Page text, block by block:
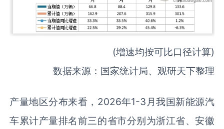
(增速均按可比口径计算)
数据来源：国家统计局、观研天下整理
产量地区分布来看，2026年1-3月我国新能源汽
车累计产量排名前三的省市分别为浙江省、安徽